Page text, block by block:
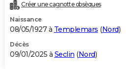
Créer une cagnotte obsèques
Naissance
08/05/1927 à Templemars (Nord)
Décès
09/01/2025 à Seclin (Nord)